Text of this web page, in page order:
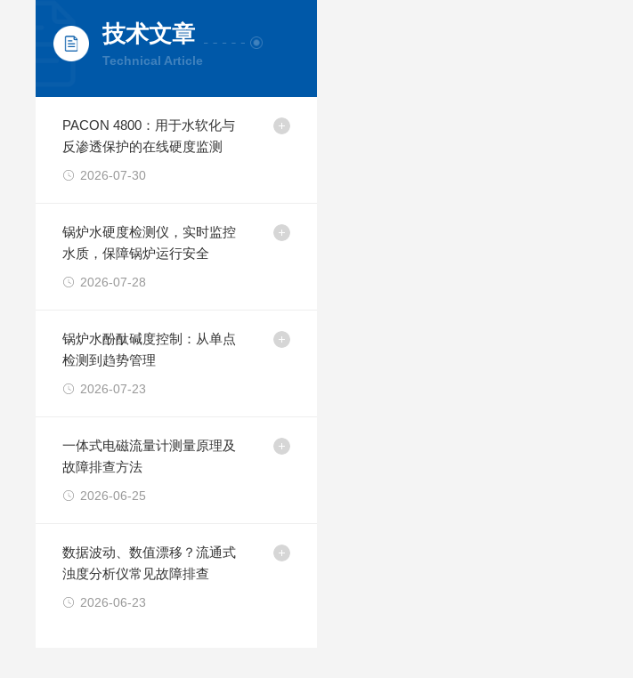
技术文章
Technical Article
PACON 4800：用于水软化与
反渗透保护的在线硬度监测
2026-07-30
锅炉水硬度检测仪，实时监控
水质，保障锅炉运行安全
2026-07-28
锅炉水酚酞碱度控制：从单点
检测到趋势管理
2026-07-23
一体式电磁流量计测量原理及
故障排查方法
2026-06-25
数据波动、数值漂移？流通式
浊度分析仪常见故障排查
2026-06-23